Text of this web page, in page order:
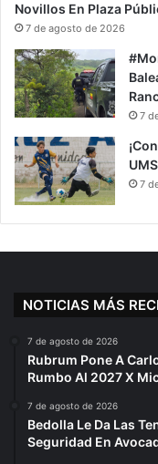
Novillos En Plaza
7 de agosto de 2026
7
7
NOTICIAS MÁS
7 de agosto de 2026
Rubrum Pone A
Rumbo Al 2027 X
7 de agosto de 2026
Bedolla Le Da Las
Seguridad En